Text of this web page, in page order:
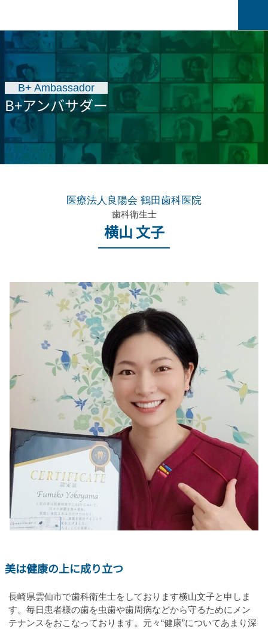
B+アンバサダー
B+ Ambassador
医療法人良陽会 鶴田歯科医院
歯科衛生士
横山 文子
美は健康の上に成り立つ
長崎県雲仙市で歯科衛生士をしております横山文子と申しま
す。毎日患者様の歯を虫歯や歯周病などから守るためにメン
テナンスをおこなっております。元々“健康”についてあまり深